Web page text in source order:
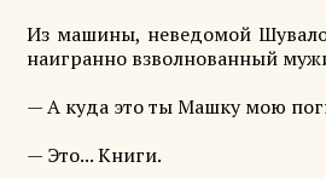
Из машины, неведомой
наигранно взволнованный
— А куда это ты Машку мою
— Это... Книги.